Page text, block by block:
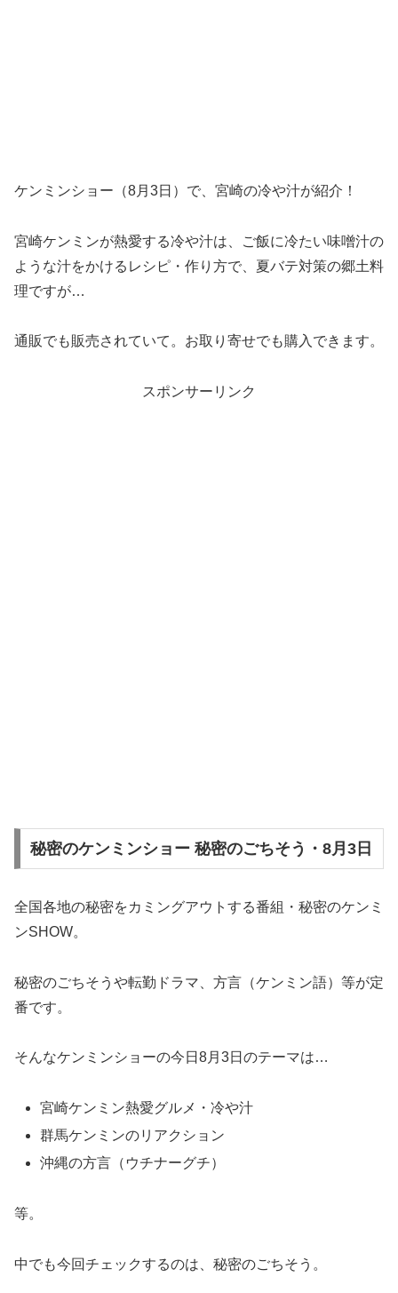
ケンミンショー（8月3日）で、宮崎の冷や汁が紹介！
宮崎ケンミンが熱愛する冷や汁は、ご飯に冷たい味噌汁の
ような汁をかけるレシピ・作り方で、夏バテ対策の郷土料
理ですが…
通販でも販売されていて。お取り寄せでも購入できます。
スポンサーリンク
秘密のケンミンショー 秘密のごちそう・8月3日
全国各地の秘密をカミングアウトする番組・秘密のケンミ
ンSHOW。
秘密のごちそうや転勤ドラマ、方言（ケンミン語）等が定
番です。
そんなケンミンショーの今日8月3日のテーマは…
宮崎ケンミン熱愛グルメ・冷や汁
群馬ケンミンのリアクション
沖縄の方言（ウチナーグチ）
等。
中でも今回チェックするのは、秘密のごちそう。